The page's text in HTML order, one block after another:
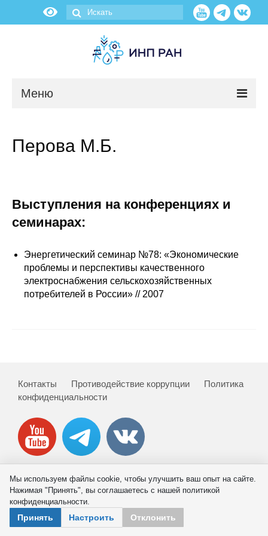
Меню
О нас
Научные подразделения
Сотрудники
Отчетность
Публикации
Научная жизнь
Издания
О журнале
Номера журналов
Перова М.Б.
Выступления на конференциях и
семинарах:
Энергетический семинар №78: «Экономические
проблемы и перспективы качественного
электроснабжения сельскохозяйственных
потребителей в России» // 2007
Контакты Противодействие коррупции
Политика
конфиденциальности
© 2026 ИНП РАН
Мы используем файлы cookie, чтобы улучшить ваш опыт на сайте.
Нажимая "Принять", вы соглашаетесь с нашей политикой
конфиденциальности.
Принять Настроить Отклонить